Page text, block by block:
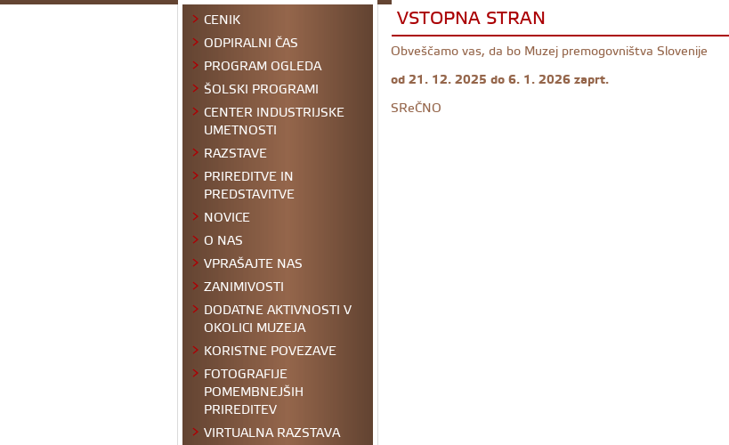
CENIK
ODPIRALNI ČAS
PROGRAM OGLEDA
ŠOLSKI PROGRAMI
CENTER INDUSTRIJSKE
UMETNOSTI
RAZSTAVE
PRIREDITVE IN
PREDSTAVITVE
NOVICE
O NAS
VPRAŠAJTE NAS
ZANIMIVOSTI
DODATNE AKTIVNOSTI V
OKOLICI MUZEJA
KORISTNE POVEZAVE
FOTOGRAFIJE
POMEMBNEJŠIH
PRIREDITEV
VIRTUALNA RAZSTAVA
VSTOPNA STRAN
Obveščamo vas, da bo Muzej premogovništva Slovenije
od 21. 12. 2025 do 6. 1. 2026 zaprt.
SReČNO